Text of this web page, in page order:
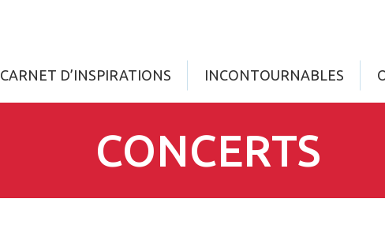
CARNET D’INSPIRATIONS INCONTOURNABLES
CONCERTS